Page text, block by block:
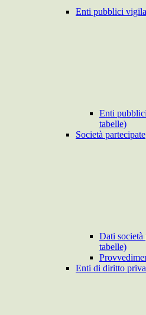
Enti pubblici
Enti
tabelle)
Società partecipate
Dati società
tabelle)
Enti di diritto